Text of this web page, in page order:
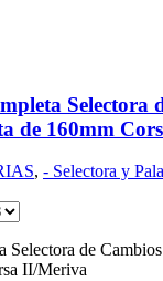
Selectora
de 160mm
, - Selectora y
Selectora de
II/Meriva